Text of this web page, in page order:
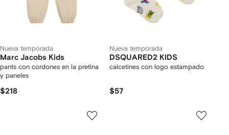
Nueva temporada
Marc Jacobs Kids
pants con cordones en la pretina
y paneles
$218
Nueva temporada
DSQUARED2 KIDS
calcetines con logo estampado
$57